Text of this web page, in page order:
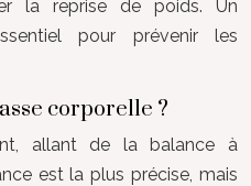
la reprise de poids. Un
pour prévenir les
corporelle ?
allant de la balance à
est la plus précise, mais